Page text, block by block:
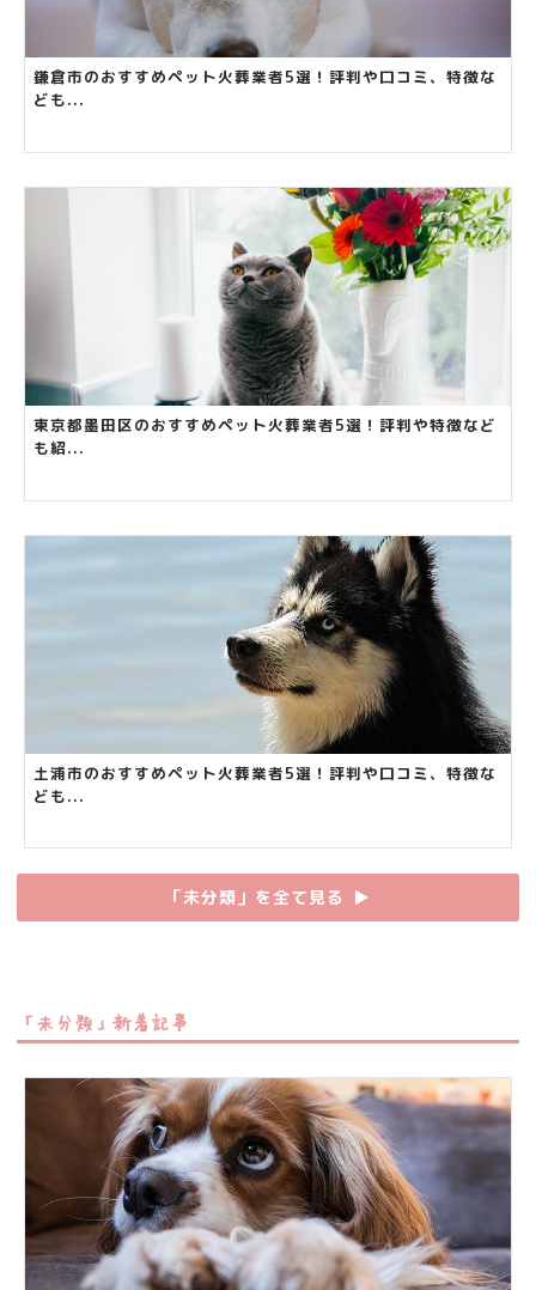
鎌倉市のおすすめペット火葬業者5選！評判や口コミ、特徴な
ども...
東京都墨田区のおすすめペット火葬業者5選！評判や特徴など
も紹...
土浦市のおすすめペット火葬業者5選！評判や口コミ、特徴な
ども...
「未分類」を全て見る ▶︎
「未分類」新着記事